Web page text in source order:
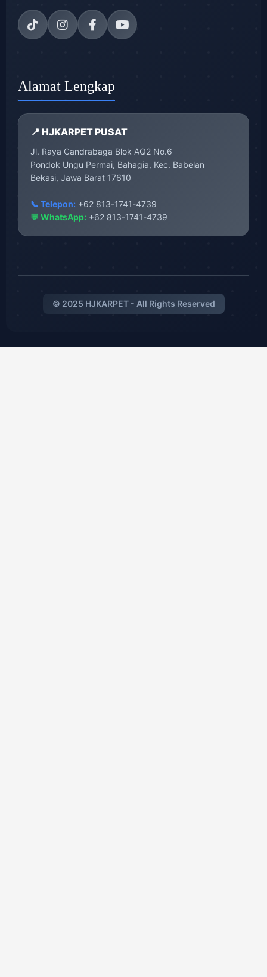
Alamat Lengkap
📍 HJKARPET PUSAT
Jl. Raya Candrabaga Blok AQ2 No.6
Pondok Ungu Permai, Bahagia, Kec. Babelan
Bekasi, Jawa Barat 17610
📞 Telepon: +62 813-1741-4739
💬 WhatsApp: +62 813-1741-4739
© 2025 HJKARPET - All Rights Reserved